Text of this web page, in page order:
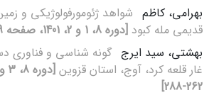
بهرامی، کاظم شواهد ژئومورفولوژیکی و
قدیمی مله کبود [دوره 8، 1 و 2، 1401، صفحه 179-199]
بهشتی، سید ایرج گونه شناسی و فناوری
غار قلعه کرد، آوج، استان قزوین
262-288]